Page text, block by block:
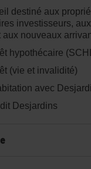
destiné aux
investisseurs,
aux nouveaux
hypothécaire
(vie et invalidité)
avec
Desjardins
la
dans
l'en-
tête